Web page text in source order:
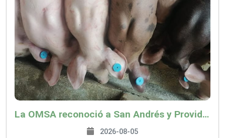
La OMSA reconoció a San Andrés y Providencia como zona libre de Peste Porcina Clásica (PPC)
2026-08-05